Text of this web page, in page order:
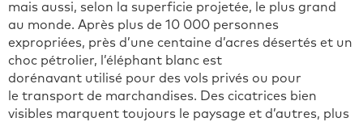
mais aussi, selon la superficie projetée, le plus grand
au monde. Après plus de 10 000 personnes
expropriées, près d’une centaine d’acres désertés et un
choc pétrolier, l’éléphant blanc est
dorénavant utilisé pour des vols privés ou pour
le transport de marchandises. Des cicatrices bien
visibles marquent toujours le paysage et d’autres, plus